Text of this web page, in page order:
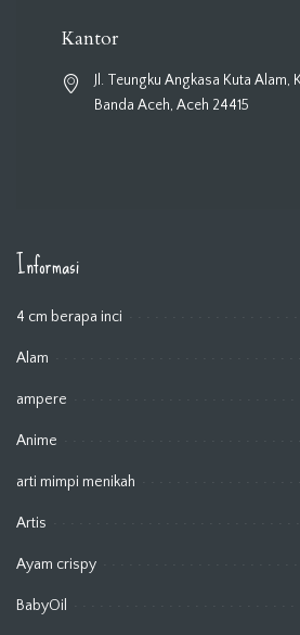
Kantor
Jl. Teungku Angkasa Kuta Alam,
Banda Aceh, Aceh 24415
Informasi
4 cm berapa inci
Alam
ampere
Anime
arti mimpi menikah
Artis
Ayam crispy
BabyOil